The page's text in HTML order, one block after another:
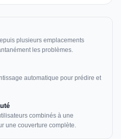
plusieurs emplacements
les problèmes.
automatique pour prédire et
combinés à une
une couverture complète.